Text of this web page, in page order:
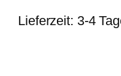
Lieferzeit: 3-4